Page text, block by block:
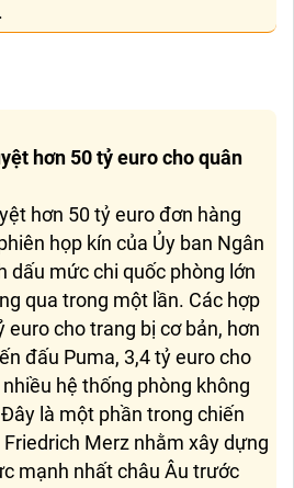
hơn 50 tỷ euro cho quân
hơn 50 tỷ euro đơn hàng
họp kín của Ủy ban Ngân
dấu mức chi quốc phòng lớn
qua trong một lần. Các hợp
euro cho trang bị cơ bản, hơn
đấu Puma, 3,4 tỷ euro cho
hệ thống phòng không
là một phần trong chiến
Merz nhằm xây dựng
mạnh nhất châu Âu trước